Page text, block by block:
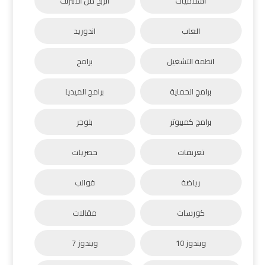
العاب اندوريد
انظمة التشغيل برامج
برامج الحماية برامج الميديا
برامج كمبيوتر بلوجر
تعريفات حصريات
رياضة قوالب
كورسات مقالات
ويندوز 10 ويندوز 7